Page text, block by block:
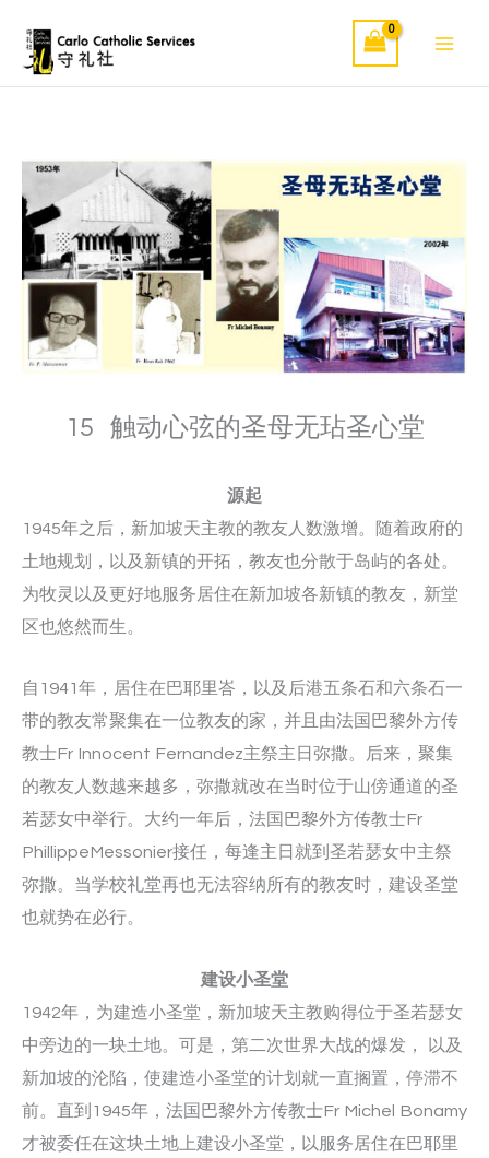
content
15 触动心弦的圣母无玷圣心堂
源起
1945年之后，新加坡天主教的教友人数激增。随着政府的
土地规划，以及新镇的开拓，教友也分散于岛屿的各处。
为牧灵以及更好地服务居住在新加坡各新镇的教友，新堂
区也悠然而生。
自1941年，居住在巴耶里峇，以及后港五条石和六条石一
带的教友常聚集在一位教友的家，并且由法国巴黎外方传
教士Fr Innocent Fernandez主祭主日弥撒。后来，聚集
的教友人数越来越多，弥撒就改在当时位于山傍通道的圣
若瑟女中举行。大约一年后，法国巴黎外方传教士Fr
PhillippeMessonier接任，每逢主日就到圣若瑟女中主祭
弥撒。当学校礼堂再也无法容纳所有的教友时，建设圣堂
也就势在必行。
建设小圣堂
1942年，为建造小圣堂，新加坡天主教购得位于圣若瑟女
中旁边的一块土地。可是，第二次世界大战的爆发， 以及
新加坡的沦陷，使建造小圣堂的计划就一直搁置，停滞不
前。直到1945年，法国巴黎外方传教士Fr Michel Bonamy
才被委任在这块土地上建设小圣堂，以服务居住在巴耶里